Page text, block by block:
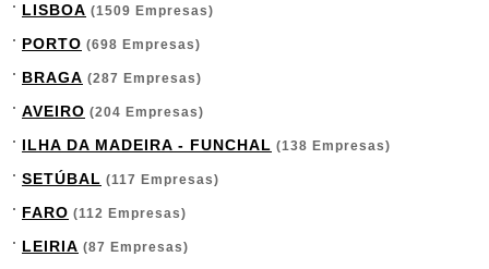
LISBOA (1509 Empresas)
PORTO (698 Empresas)
BRAGA (287 Empresas)
AVEIRO (204 Empresas)
ILHA DA MADEIRA - FUNCHAL (138 Empresas)
SETÚBAL (117 Empresas)
FARO (112 Empresas)
LEIRIA (87 Empresas)